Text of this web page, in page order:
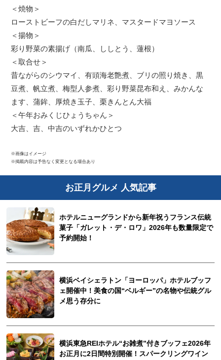
＜焼物＞
ローストビーフの白だしマリネ、マスタードマヨソース
＜揚物＞
彩り野菜の素揚げ（南瓜、ししとう、蓮根）
＜取合せ＞
昔ながらのシウマイ、有頭海老艶煮、ブリの照り焼き、黒
豆煮、帆立煮、梅型人参煮、彩り野菜昆布和え、みかんな
ます、蒲鉾、厚焼き玉子、栗きんとん大福
＜午年おみくじひょうちゃん＞
大吉、吉、中吉のいずれかひとつ
※画像はイメージ
※掲載内容は予告なく変更となる場合あり
お正月グルメ 人気記事
ホテルニューグランドから新年祝うフランス伝統
菓子「ガレット・デ・ロワ」2026年も数量限定で
予約開始！
横浜ベイシェラトン「ヨーロッパ」ホテルブッフ
ェ開催中！美食の国“ベルギー”の名物や伝統グル
メ思う存分に
横浜東急REIホテル“お雑煮”付きブッフェ2026年
お正月に2日間特別開催！スパークリングワイン